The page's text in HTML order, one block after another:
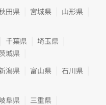
田県 宮城県
山形県
千葉県
埼玉県
城県
潟県 富山県
石川県
阜県
三重県